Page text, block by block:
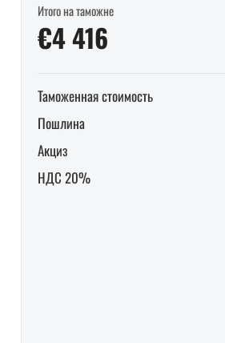
Итого на таможне
€4 416
Таможенная стоимость
Пошлина
Акциз
НДС 20%